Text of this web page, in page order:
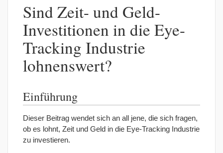
Sind Zeit- und Geld-
Investitionen in die Eye-
Tracking Industrie
lohnenswert?
Einführung
Dieser Beitrag wendet sich an all jene, die sich fragen,
ob es lohnt, Zeit und Geld in die Eye-Tracking Industrie
zu investieren.